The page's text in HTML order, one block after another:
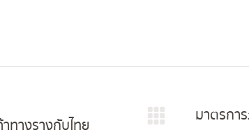
ทางรางกับไทย
มาตรกา